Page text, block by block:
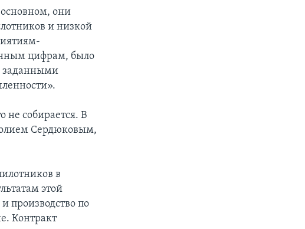
они
и низкой
цифрам, было
заданными
собирается. В
Сердюковым,
в
этой
производство по
Контракт